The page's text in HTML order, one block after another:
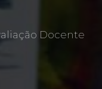
Docente